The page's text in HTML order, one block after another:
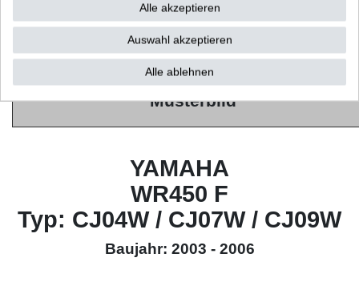
in höchster japanischer
High Quality(HQ)
Musterbild
YAMAHA
WR450 F
Typ: CJ04W / CJ07W / CJ09W
Baujahr: 2003 - 2006
Alle akzeptieren
Auswahl akzeptieren
Alle ablehnen